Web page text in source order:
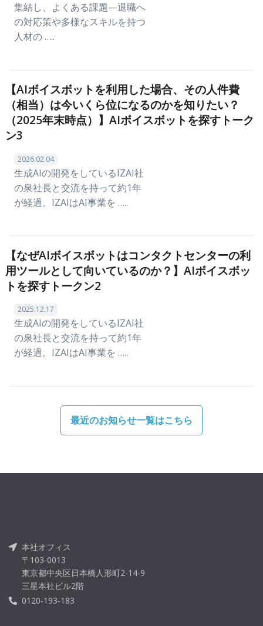
集結し、よくある課題—退職へ
の対応策や多様なスキルを持つ
人材の …..
【AIボイスボットを利用した場合、その人件費
（相当）は今いくら位になるのかを知りたい？
（2025年末時点）】AIボイスボットを探すトーク
ン3
2026.02.04
生成AIの開発をしているIZAI社
の泉社長と交流を持って約1年
が経過。IZAIはAI事業を …..
【なぜAIボイスボットはコンタクトセンターの利
用ツールとして向いているのか？】AIボイスボッ
トを探すトークン2
2025.12.17
生成AIの開発をしているIZAI社
の泉社長と交流を持って約1年
が経過。IZAIはAI事業を …..
最近のお知らせ一覧はこちら
本社オフィス
〒103-0013
東京都中央区日本橋人形町2-14-9
三星本社ビル2階
0120-193-183